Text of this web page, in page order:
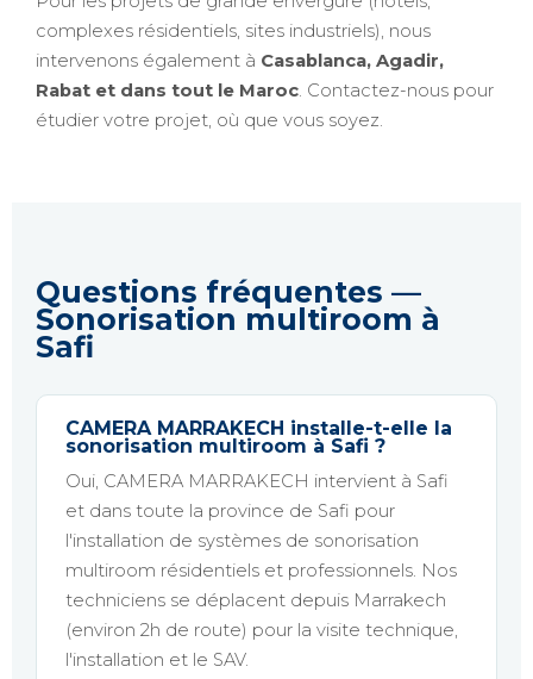
complexes résidentiels, sites industriels), nous
intervenons également à Casablanca, Agadir,
Rabat et dans tout le Maroc. Contactez-nous pour
étudier votre projet, où que vous soyez.
Questions fréquentes —
Sonorisation multiroom à
Safi
CAMERA MARRAKECH installe-t-elle la
sonorisation multiroom à Safi ?
Oui, CAMERA MARRAKECH intervient à Safi
et dans toute la province de Safi pour
l'installation de systèmes de sonorisation
multiroom résidentiels et professionnels. Nos
techniciens se déplacent depuis Marrakech
(environ 2h de route) pour la visite technique,
l'installation et le SAV.